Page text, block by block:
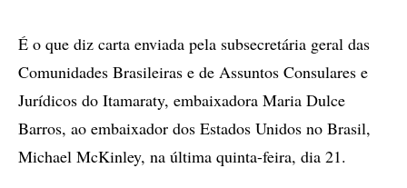
É o que diz carta enviada pela subsecretária geral das
Comunidades Brasileiras e de Assuntos Consulares e
Jurídicos do Itamaraty, embaixadora Maria Dulce
Barros, ao embaixador dos Estados Unidos no Brasil,
Michael McKinley, na última quinta-feira, dia 21.